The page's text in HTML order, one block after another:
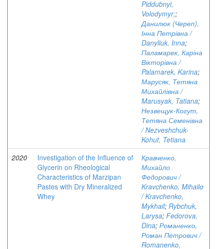
Piddubnyi,
Volodymyr;;
Данилюк (Череп),
Інна Петрівна /
Danyliuk, Inna;
Паламарек, Каріна
Вікторівна /
Palamarek, Karina;
Марусяк, Тетяна
Михайлівна /
Marusyak, Tatiana;
Незвещук-Когут,
Тетяна Семенівна
/ Nezveshchuk-
Kohut, Tetiana
2020
Investigation of the Influence of
Glycerin on Rheological
Characteristics of Marzipan
Pastes with Dry Mineralized
Whey
Кравченко,
Михайло
Федорович /
Kravchenko, Mihailo
/ Kravchenko,
Mykhail; Rybchuk,
Larysa; Fedorova,
Dina; Романенко,
Роман Петрович /
Romanenko,